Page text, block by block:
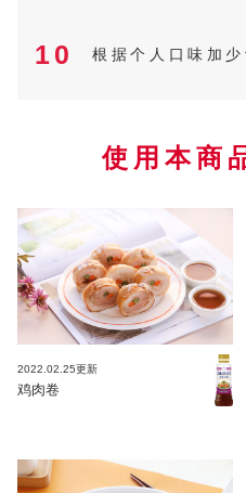
10 根据个人口味加
使用本商
2022.02.25更新
鸡肉卷